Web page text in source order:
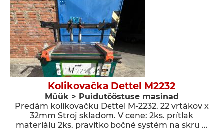
Kolikovačka Dettel M2232
Müük > Puidutööstuse masinad
Predám kolíkovačku Dettel M-2232. 22 vrtákov x
32mm Stroj skladom. V cene: 2ks. prítlak
materiálu 2ks. pravítko bočné systém na skru …